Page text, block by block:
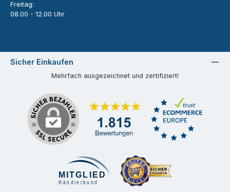
Freitag:
08.00 - 12.00 Uhr
Sicher Einkaufen
Mehrfach ausgezeichnet und zertifiziert!